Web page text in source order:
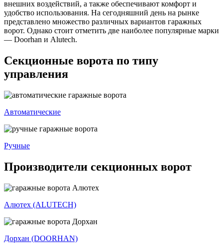
внешних воздействий, а также обеспечивают комфорт и
удобство использования. На сегодняшний день на рынке
представлено множество различных вариантов гаражных
ворот. Однако стоит отметить две наиболее популярные марки
— Doorhan и Alutech.
Секционные ворота по типу
управления
Автоматические
Ручные
Производители секционных ворот
Алютех (ALUTECH)
Дорхан (DOORHAN)